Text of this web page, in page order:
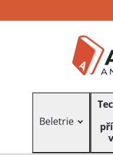
na
na
na
Beletrie